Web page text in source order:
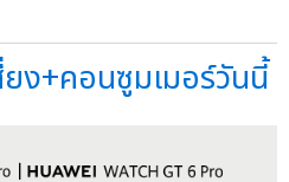
ยง+คอนซูมเมอร์วันนี้